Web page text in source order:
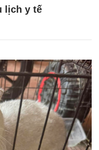
lịch y tế